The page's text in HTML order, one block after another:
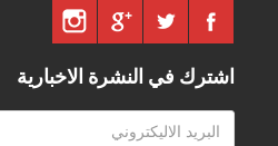
اشترك في النشرة الاخبارية